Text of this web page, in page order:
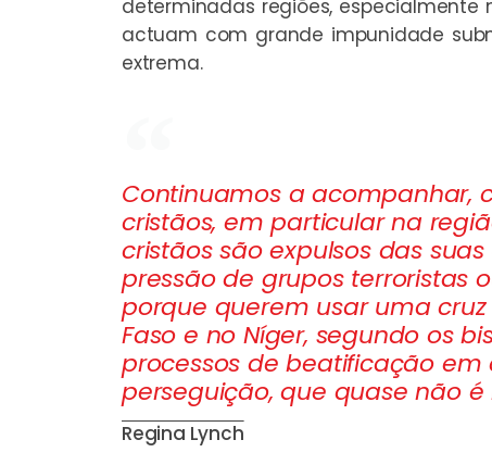
determinadas regiões, especialmente
actuam com grande impunidade
extrema.
Continuamos a acompanhar,
cristãos, em particular na
cristãos são expulsos das
pressão de grupos terroristas
porque querem usar uma cruz
Faso e no Níger, segundo os
processos de beatificação
perseguição, que quase não
Regina Lynch